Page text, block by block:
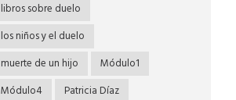
libros sobre duelo
los niños y el duelo
muerte de un hijo
Módulo1
Módulo4
Patricia Díaz